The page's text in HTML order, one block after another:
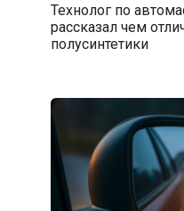
Технолог по
рассказал чем
полусинтетики